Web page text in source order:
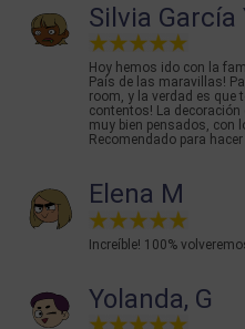
Silvia García
Hoy hemos ido con la
País de las maravillas!
room, y la verdad es
contentos! La
muy bien pensados, con
Recomendado para
Elena M
Increíble! 100%
Yolanda, G